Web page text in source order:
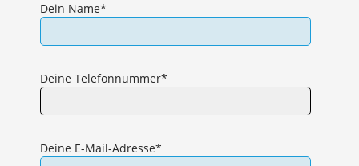
Dein Name*
Deine Telefonnummer*
Deine E-Mail-Adresse*